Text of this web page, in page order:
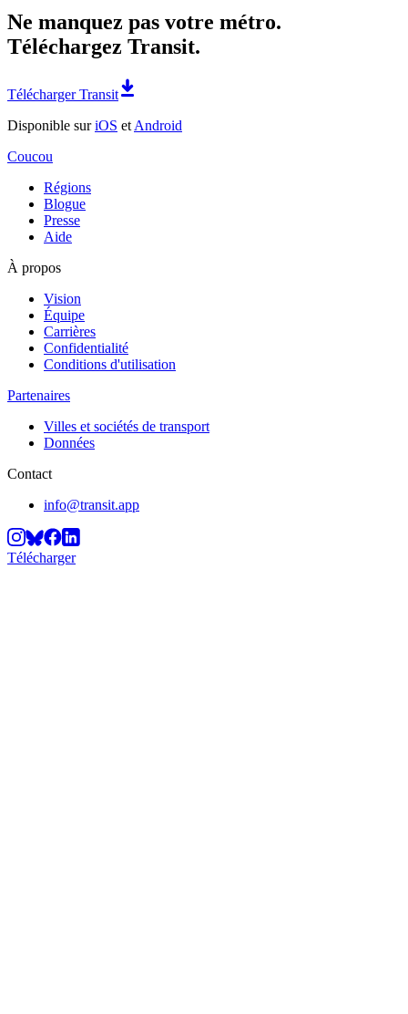
Ne manquez pas votre métro.
Téléchargez Transit.
Télécharger Transit
Disponible suriOS et Android
Coucou
Régions
Blogue
Presse
Aide
À propos
Vision
Équipe
Carrières
Confidentialité
Conditions d'utilisation
Partenaires
Villes et sociétés de transport
Données
Contact
info@transit.app
Télécharger